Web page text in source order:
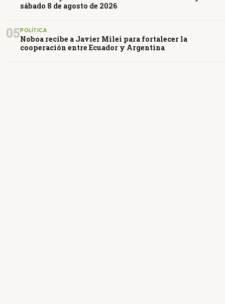
sábado 8 de agosto de 2026
05POLÍTICA
Noboa recibe a Javier Milei para fortalecer la
cooperación entre Ecuador y Argentina